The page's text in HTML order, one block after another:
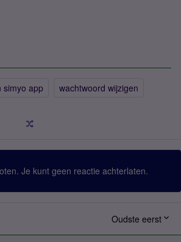
simyo app wachtwoord wijzigen
Je kunt geen reactie achterlaten.
Oudste eerst